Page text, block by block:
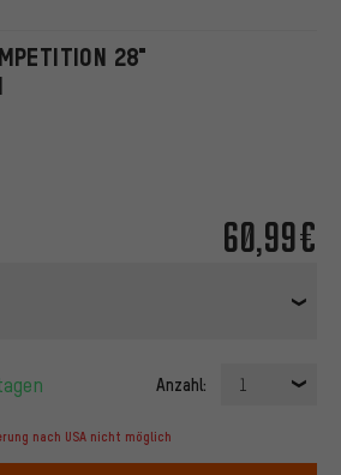
28"
60,99€
Anzahl: 1
nach USA nicht möglich